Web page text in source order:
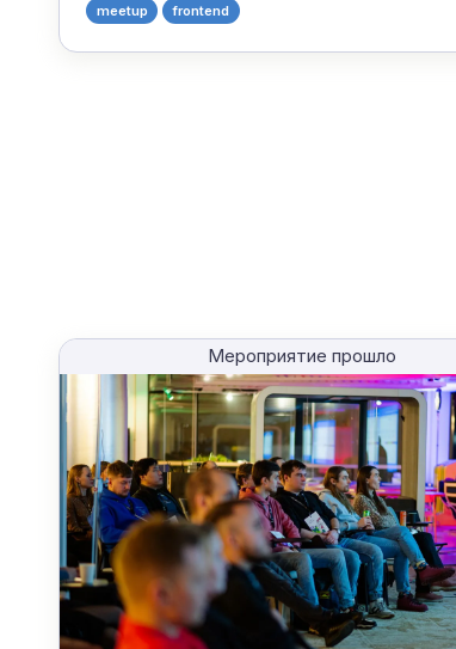
meetup frontend
Мероприятие прошло